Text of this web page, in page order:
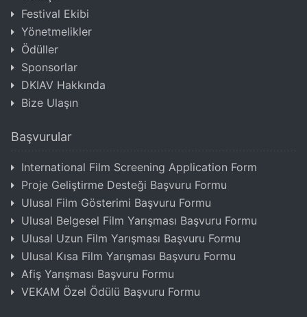
Festival Ekibi
Yönetmelikler
Ödüller
Sponsorlar
DKIAV Hakkında
Bize Ulaşın
Başvurular
International Film Screening Application Form
Proje Geliştirme Desteği Başvuru Formu
Ulusal Film Gösterimi Başvuru Formu
Ulusal Belgesel Film Yarışması Başvuru Formu
Ulusal Uzun Film Yarışması Başvuru Formu
Ulusal Kısa Film Yarışması Başvuru Formu
Afiş Yarışması Başvuru Formu
VEKAM Özel Ödülü Başvuru Formu